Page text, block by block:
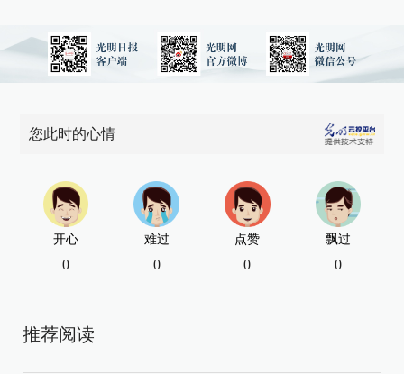
您此时的心情
开心
0
难过
0
点赞
0
飘过
0
推荐阅读